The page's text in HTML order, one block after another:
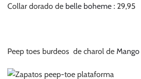
Collar dorado de belle boheme : 29,95
Peep toes burdeos de charol de Mango